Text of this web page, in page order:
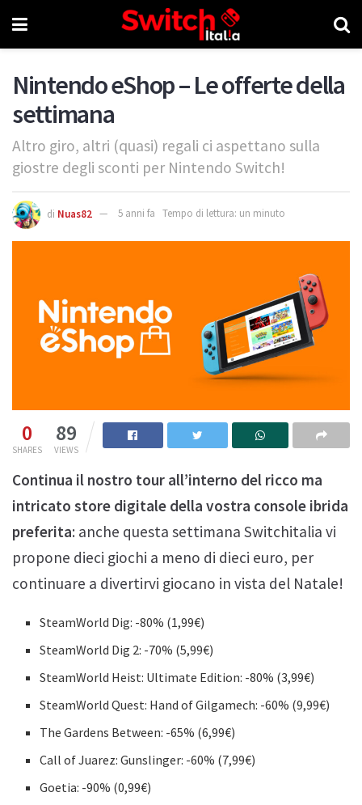
Nintendo eShop – Le offerte della
settimana
Altro giro, altri (quasi) regali ci aspettano sulla
giostre degli sconti per Nintendo Switch!
di Nuas82 5 anni fa Tempo di lettura: un minuto
0
SHARES
89
VIEWS
Continua il nostro tour all’interno del ricco ma
intricato store digitale della vostra console ibrida
preferita: anche questa settimana Switchitalia vi
propone dieci giochi a meno di dieci euro, per
continuare a divertirvi giocano in vista del Natale!
SteamWorld Dig: -80% (1,99€)
SteamWorld Dig 2: -70% (5,99€)
SteamWorld Heist: Ultimate Edition: -80% (3,99€)
SteamWorld Quest: Hand of Gilgamech: -60% (9,99€)
The Gardens Between: -65% (6,99€)
Call of Juarez: Gunslinger: -60% (7,99€)
Goetia: -90% (0,99€)